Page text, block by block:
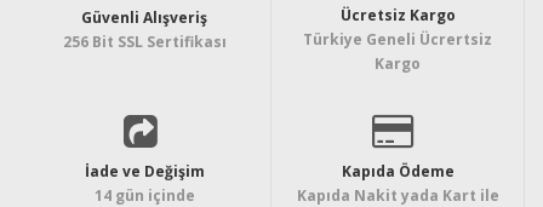
Güvenli Alışveriş
256 Bit SSL Sertifikası
Ücretsiz Kargo
Türkiye Geneli Ücrertsiz
Kargo
İade ve Değişim
14 gün içinde
Kapıda Ödeme
Kapıda Nakit yada Kart ile